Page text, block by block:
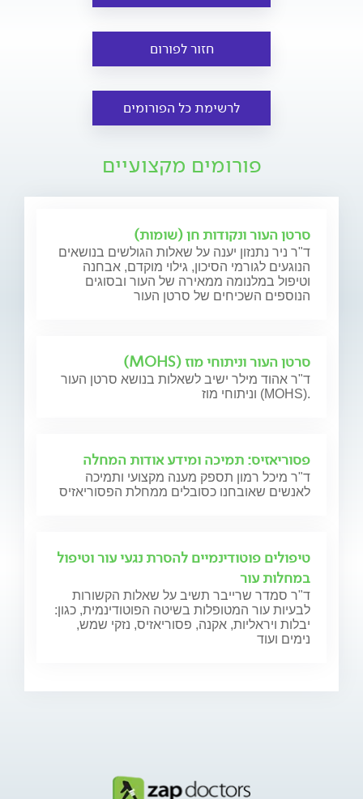
חזור לפורום
לרשימת כל הפורומים
פורומים מקצועיים
סרטן העור ונקודות חן (שומות)
ד"ר ניר נתנזון יענה על שאלות הגולשים בנושאים
הנוגעים לגורמי הסיכון, גילוי מוקדם, אבחנה
וטיפול במלנומה ממאירה של העור ובסוגים
הנוספים השכיחים של סרטן העור
סרטן העור וניתוחי מוז (MOHS)
ד"ר אהוד מילר ישיב לשאלות בנושא סרטן העור
וניתוחי מוז (MOHS).
פסוריאזיס: תמיכה ומידע אודות המחלה
ד"ר מיכל רמון תספק מענה מקצועי ותמיכה
לאנשים שאובחנו כסובלים ממחלת הפסוריאזיס
טיפולים פוטודינמיים להסרת נגעי עור וטיפול
במחלות עור
ד"ר סמדר שרייבר תשיב על שאלות הקשורות
לבעיות עור המטופלות בשיטה הפוטודינמית, כגון:
יבלות ויראליות, אקנה, פסוריאזיס, נזקי שמש,
נימים ועוד